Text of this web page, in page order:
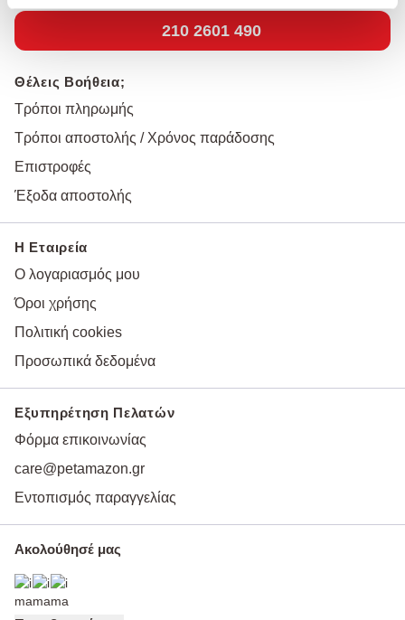
210 2601 490
Θέλεις Βοήθεια;
Τρόποι πληρωμής
Τρόποι αποστολής / Χρόνος παράδοσης
Επιστροφές
Έξοδα αποστολής
Η Εταιρεία
Ο λογαριασμός μου
Όροι χρήσης
Πολιτική cookies
Προσωπικά δεδομένα
Εξυπηρέτηση Πελατών
Φόρμα επικοινωνίας
care@petamazon.gr
Εντοπισμός παραγγελίας
Ακολούθησέ μας